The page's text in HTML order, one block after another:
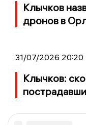
Клычков
дронов в
31/07/2026 20:20
Клычков: